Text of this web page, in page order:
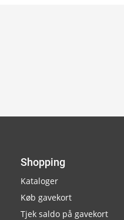
Shopping
Kataloger
Køb gavekort
Tjek saldo på gavekort